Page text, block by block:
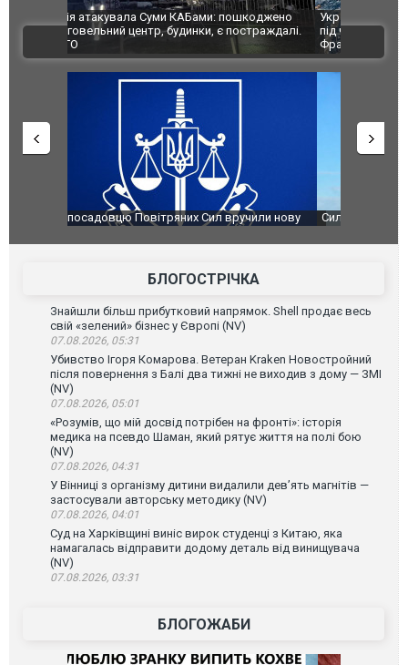
Українські надзвичайники врятували козуленя
під час ліквідації масштабної лісової пожежі у
Франції
СБУ за
Болгарії
Сили оборони уразили Ярославський НПЗ:
атаку. ВІДЕО
Неймар
БЛОГОСТРІЧКА
Знайшли більш прибутковий напрямок. Shell продає весь
свій «зелений» бізнес у Європі (NV)
07.08.2026, 05:31
Убивство Ігоря Комарова. Ветеран Kraken Новостройний
після повернення з Балі два тижні не виходив з дому — ЗМІ
(NV)
07.08.2026, 05:01
«Розумів, що мій досвід потрібен на фронті»: історія
медика на псевдо Шаман, який рятує життя на полі бою
(NV)
07.08.2026, 04:31
У Вінниці з організму дитини видалили дев’ять магнітів —
застосували авторську методику (NV)
07.08.2026, 04:01
Суд на Харківщині виніс вирок студенці з Китаю, яка
намагалась відправити додому деталь від винищувача
(NV)
07.08.2026, 03:31
БЛОГОЖАБИ